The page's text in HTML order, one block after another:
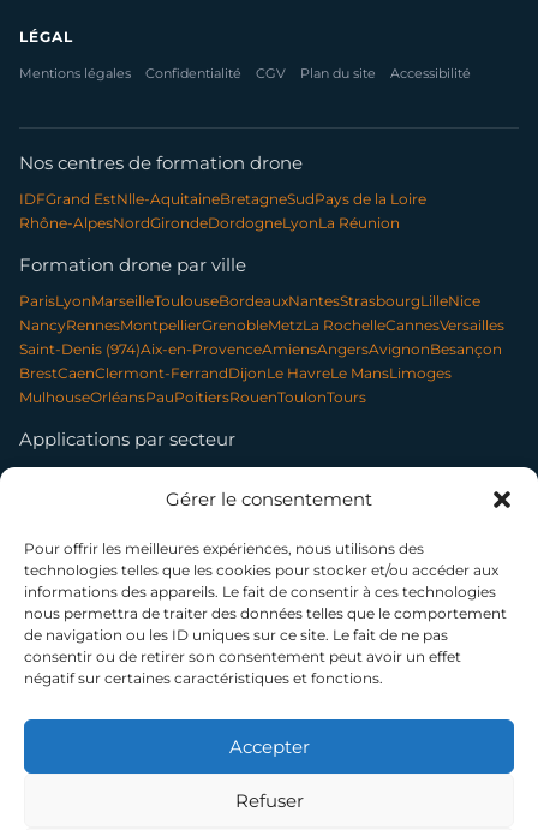
Gérer le consentement
Pour offrir les meilleures expériences, nous utilisons des
technologies telles que les cookies pour stocker et/ou accéder aux
informations des appareils. Le fait de consentir à ces technologies
nous permettra de traiter des données telles que le comportement
de navigation ou les ID uniques sur ce site. Le fait de ne pas
consentir ou de retirer son consentement peut avoir un effet
négatif sur certaines caractéristiques et fonctions.
Accepter
Refuser
LÉGAL
Mentions légales Confidentialité CGV Plan du site Accessibilité
Nos centres de formation drone
IDFGrand EstNlle-AquitaineBretagneSudPays de la Loire
Rhône-AlpesNordGirondeDordogneLyonLa Réunion
Formation drone par ville
ParisLyonMarseilleToulouseBordeauxNantesStrasbourgLilleNice
NancyRennesMontpellierGrenobleMetzLa RochelleCannesVersailles
Saint-Denis (974)Aix-en-ProvenceAmiensAngersAvignonBesançon
BrestCaenClermont-FerrandDijonLe HavreLe MansLimoges
MulhouseOrléansPauPoitiersRouenToulonTours
Applications par secteur
Événementiel & tourismeForêt & environnement
Photo professionnelleNettoyage par drone
SUIVEZ-NOUS
FORMATION
NDA 11 75 51962 75 — Cet enregistrement ne vaut pas agrément de l'État